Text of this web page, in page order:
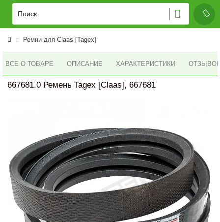
Ремни для Claas [Tagex]
ВСЕ О ТОВАРЕ ОПИСАНИЕ ХАРАКТЕРИСТИКИ ОТЗЫВОВ
667681.0 Ремень Tagex [Claas], 667681